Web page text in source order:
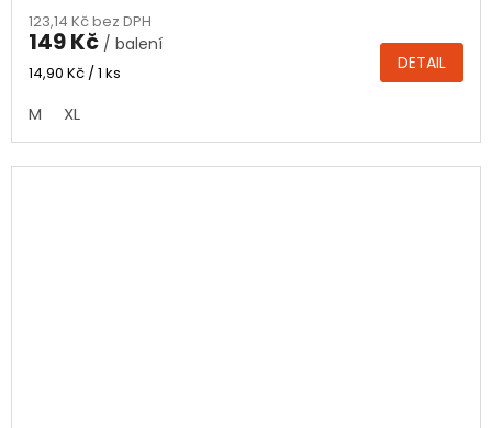
produktu
je
4,5
5
hvězdiček.
123,14 Kč bez DPH
149 Kč / balení
Měrná
14,90 Kč / 1 ks DETAIL
M XL